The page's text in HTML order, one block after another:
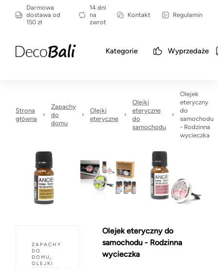
Darmowa
dostawa od
150 zł
14 dni
na
zwrot
Kontakt Regulamin
Kategorie Wyprzedaże
Strona
główna
Zapachy
do
domu
Olejki
eteryczne
Olejki
eteryczne
do
samochodu
Olejek
eteryczny
do
samochodu
- Rodzinna
wycieczka
ZAPACHY
DO
DOMU,
OLEJKI
Olejek eteryczny do
samochodu - Rodzinna
wycieczka